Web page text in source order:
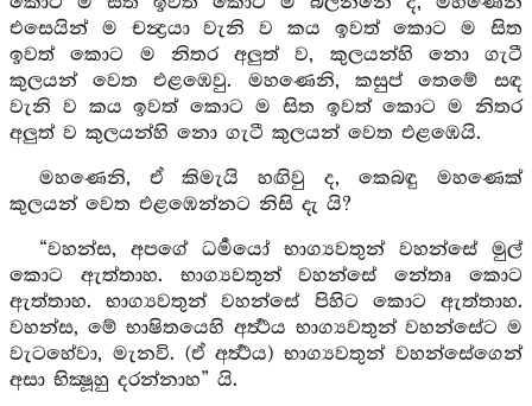
එසෙයින් ම චන්‍ද්‍රයා වැනි ව කය ඉවත් කොට ම සිත
ඉවත් කොට ම නිතර අලුත් ව, කුලයන්හි නො ගැටී
කුලයන් වෙත එළඹෙවු. මහණෙනි, කසුප් තෙමේ සඳ
වැනි ව කය ඉවත් කොට ම සිත ඉවත් කොට ම නිතර
අලුත් ව කුලයන්හි නො ගැටී කුලයන් වෙත එළඹෙයි.
මහණෙනි, ඒ කිමැයි හඟිවු ද, කෙබඳු මහණෙක්
කුලයන් වෙත එළඹෙන්නට නිසි දැ යි?
“වහන්ස, අපගේ ධර්‍මයෝ භාග්‍යවතුන් වහන්සේ මුල්
කොට ඇත්තාහ. භාග්‍යවතුන් වහන්සේ නේතෘ කොට
ඇත්තාහ. භාග්‍යවතුන් වහන්සේ පිහිට කොට ඇත්තාහ.
වහන්ස, මේ භාෂිතයෙහි අර්‍ත්‍ථය භාග්‍යවතුන් වහන්සේට ම
වැටහේවා, මැනවි. (ඒ අර්‍ත්‍ථය) භාග්‍යවතුන් වහන්සේගෙන්
අසා භික්‍ෂූහු දරන්නාහ” යි.